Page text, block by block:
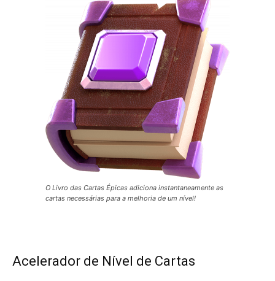
O Livro das Cartas Épicas adiciona instantaneamente as
cartas necessárias para a melhoria de um nível!
Acelerador de Nível de Cartas